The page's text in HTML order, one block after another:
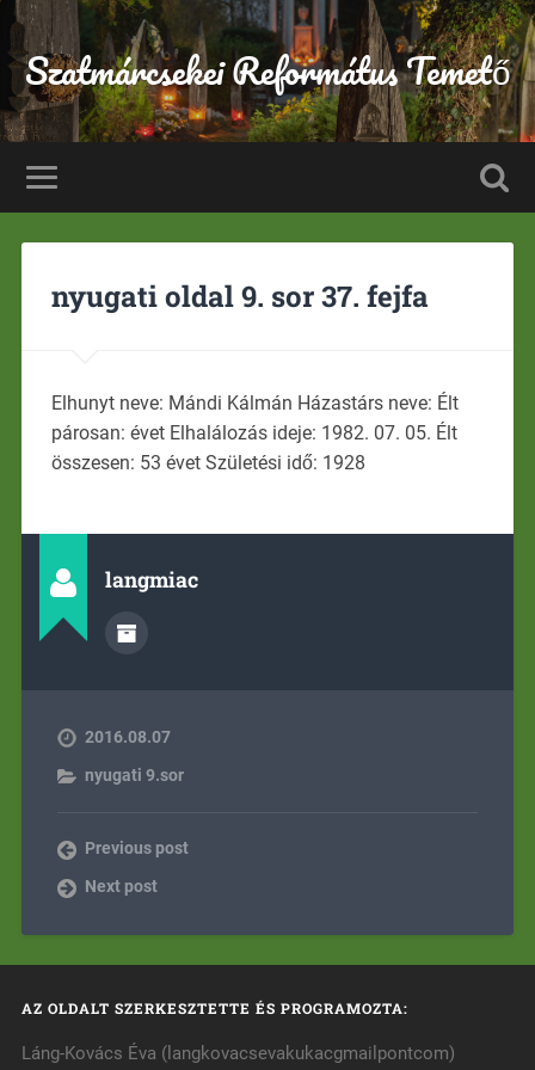
Szatmárcsekei Református Temető
nyugati oldal 9. sor 37. fejfa
Elhunyt neve: Mándi Kálmán Házastárs neve: Élt
párosan: évet Elhalálozás ideje: 1982. 07. 05. Élt
összesen: 53 évet Születési idő: 1928
langmiac
2016.08.07
nyugati 9.sor
Previous post
Next post
AZ OLDALT SZERKESZTETTE ÉS PROGRAMOZTA:
Láng-Kovács Éva (langkovacsevakukacgmailpontcom)